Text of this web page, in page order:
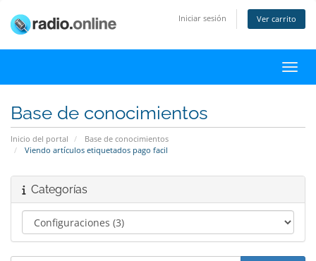
Iniciar sesión Ver carrito
Base de conocimientos
Inicio del portal
Base de conocimientos
Viendo artículos etiquetados pago facil
Categorías